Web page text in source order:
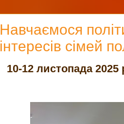
Навчаємося
інтересів сімей
10-12 листопада 2025